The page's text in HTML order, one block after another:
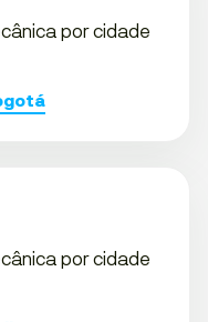
por cidade
por cidade